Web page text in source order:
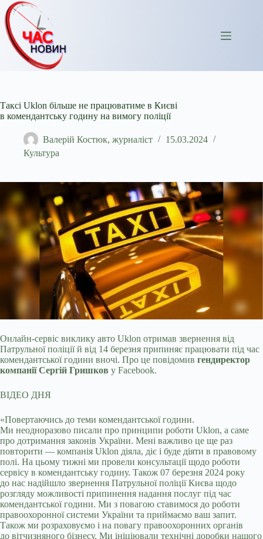
Перейти
до
вмісту
Таксі Uklon більше не працюватиме в Києві
в комендантську годину на вимогу поліції
Валерій Костюк, журналіст
15.03.2024
Культура
Онлайн-сервіс виклику авто Uklon отримав звернення від
Патрульної поліції й від 14 березня припиняє працювати під час
комендантської години вночі. Про це повідомив гендиректор
компанії Сергій Гришков у Facebook.
ВІДЕО ДНЯ
«Повертаючись до теми комендантської години.
Ми неодноразово писали про принципи роботи Uklon, а саме
про дотримання законів України. Мені важливо це ще раз
повторити — компанія Uklon діяла, діє і буде діяти в правовому
полі. На цьому тижні ми провели консультації щодо роботи
сервісу в комендантську годину. Також 07 березня 2024 року
до нас надійшло звернення Патрульної поліції Києва щодо
розгляду можливості припинення надання послуг під час
комендантської години. Ми з повагою ставимося до роботи
правоохоронної системи України та приймаємо ваш запит.
Також ми розраховуємо і на повагу правоохоронних органів
до вітчизняного бізнесу. Ми ініціювали технічні доробки нашого